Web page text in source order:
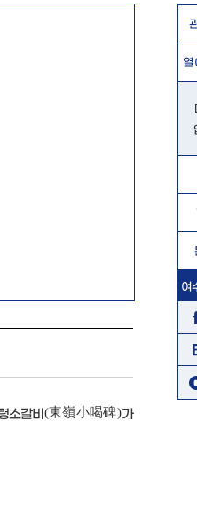
소갈비(東嶺小喝碑)가
열
여